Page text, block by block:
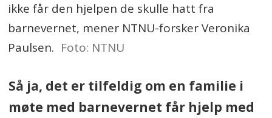
ikke får den hjelpen de skulle hatt fra
barnevernet, mener NTNU-forsker Veronika
Paulsen. Foto: NTNU
Så ja, det er tilfeldig om en familie i
møte med barnevernet får hjelp med